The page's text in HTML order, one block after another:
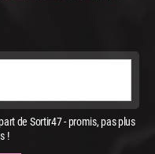
de Sortir47 - promis, pas plus
!